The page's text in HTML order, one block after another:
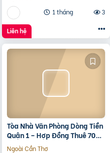
1 tháng
3
Liên hệ
Tòa Nhà Văn Phòng Dòng Tiền
Quận 1 – Hợp Đồng Thuê 700
Triệu/Tháng – 490 Tỷ
Ngoài Cần Thơ